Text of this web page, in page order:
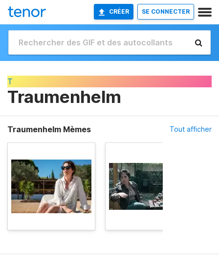
CRÉER SE CONNECTER
T
Traumenhelm
Traumenhelm Mèmes Tout afficher